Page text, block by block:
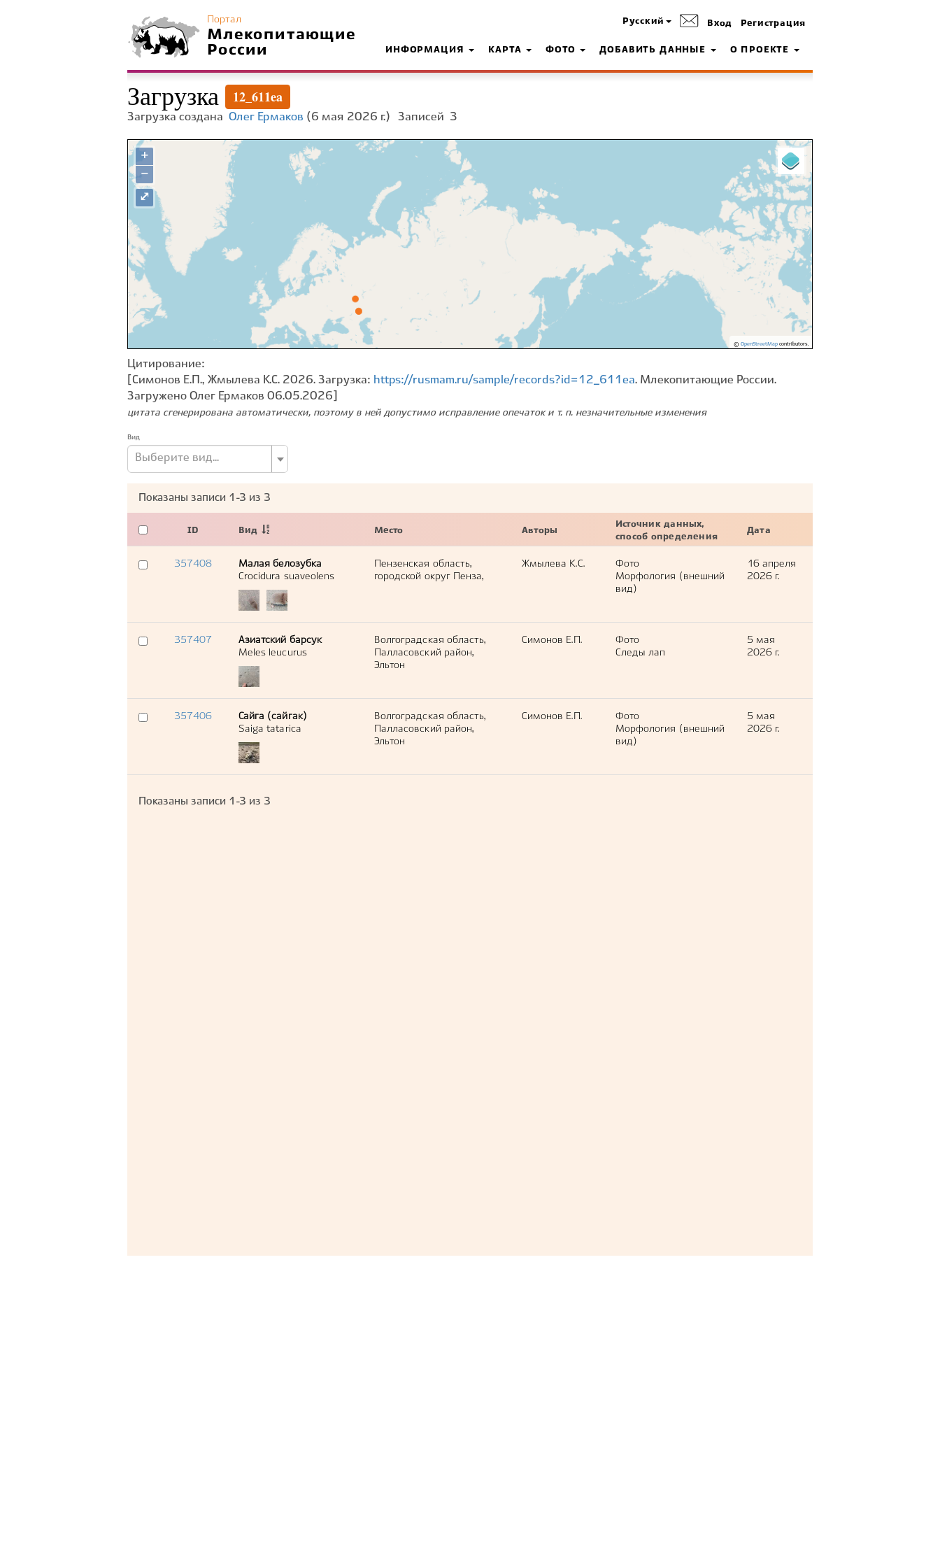
Портал
Млекопитающие
России
Русский Вход Регистрация
ИНФОРМАЦИЯ КАРТА ФОТО ДОБАВИТЬ ДАННЫЕ О ПРОЕКТЕ
Загрузка 12_611ea
Загрузка создана Олег Ермаков (6 мая 2026 г.) Записей 3
+
−
© OpenStreetMapcontributors.
⤢
Цитирование:
[Симонов Е.П., Жмылева К.С. 2026. Загрузка: https://rusmam.ru/sample/records?id=12_611ea. Млекопитающие России.
Загружено Олег Ермаков 06.05.2026]
цитата сгенерирована автоматически, поэтому в ней допустимо исправление опечаток и т. п. незначительные изменения
Вид
Выберите вид...
Показаны записи 1-3 из 3
ID Вид Место Авторы
Источник данных,
способ определения
Дата
357408
Малая белозубка
Crocidura suaveolens
Пензенская область,
городской округ Пенза,
Жмылева К.С.
Фото
Морфология (внешний
вид)
16 апреля
2026 г.
357407
Азиатский барсук
Meles leucurus
Волгоградская область,
Палласовский район,
Эльтон
Симонов Е.П.
Фото
Следы лап
5 мая
2026 г.
357406
Сайга (сайгак)
Saiga tatarica
Волгоградская область,
Палласовский район,
Эльтон
Симонов Е.П.
Фото
Морфология (внешний
вид)
5 мая
2026 г.
Показаны записи 1-3 из 3